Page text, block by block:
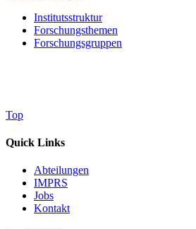
Institutsstruktur
Forschungsthemen
Forschungsgruppen
Top
Quick Links
Abteilungen
IMPRS
Jobs
Kontakt